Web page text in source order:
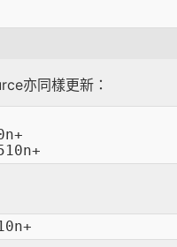
亦同樣更新：